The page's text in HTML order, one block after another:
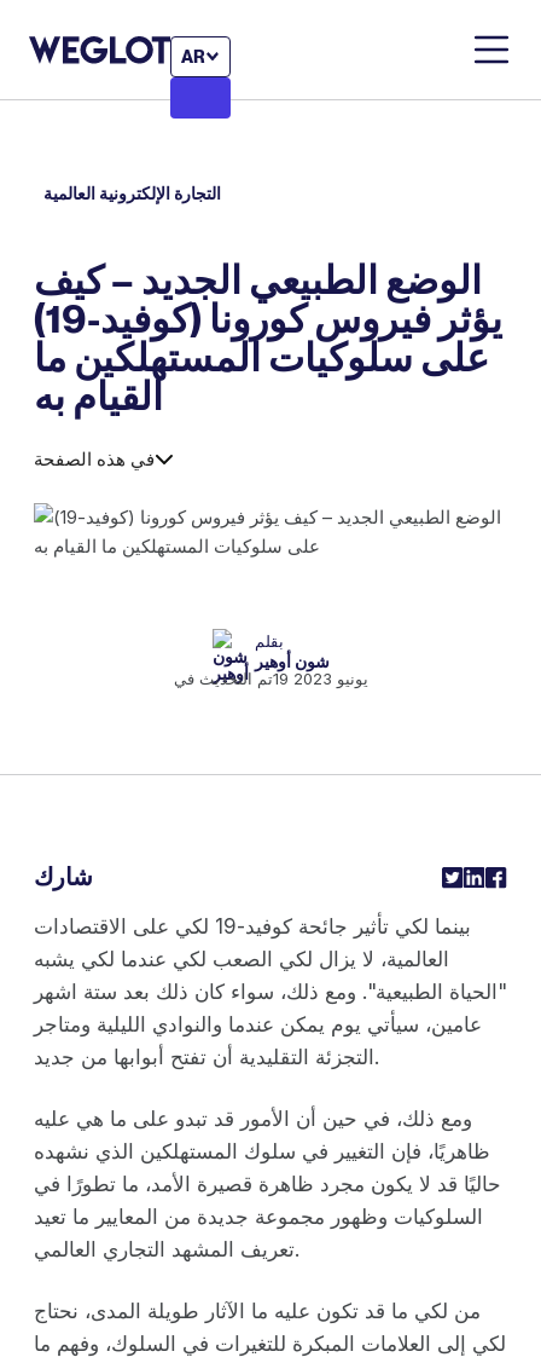
AR
التجارة الإلكترونية العالمية
الوضع الطبيعي الجديد – كيف
يؤثر فيروس كورونا (كوفيد-19)
على سلوكيات المستهلكين ما
القيام به
في هذه الصفحة
بقلم
شون أوهير
تم التحديث في
19 يونيو 2023
بينما لكي تأثير جائحة كوفيد-19 لكي على الاقتصادات
العالمية، لا يزال لكي الصعب لكي عندما لكي يشبه
"الحياة الطبيعية". ومع ذلك، سواء كان ذلك بعد ستة اشهر
عامين، سيأتي يوم يمكن عندما والنوادي الليلية ومتاجر
التجزئة التقليدية أن تفتح أبوابها من جديد.
ومع ذلك، في حين أن الأمور قد تبدو على ما هي عليه
ظاهريًا، فإن التغيير في سلوك المستهلكين الذي نشهده
حاليًا قد لا يكون مجرد ظاهرة قصيرة الأمد، ما تطورًا في
السلوكيات وظهور مجموعة جديدة من المعايير ما تعيد
تعريف المشهد التجاري العالمي.
من لكي ما قد تكون عليه ما الآثار طويلة المدى، نحتاج
لكي إلى العلامات المبكرة للتغيرات في السلوك، وفهم ما
شارك